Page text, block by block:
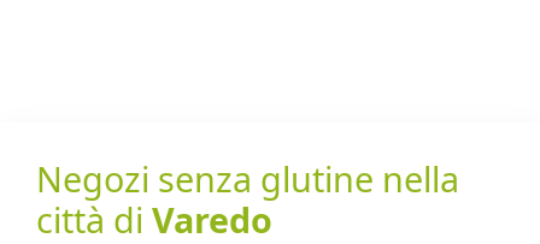
Negozi senza glutine nella
città di Varedo